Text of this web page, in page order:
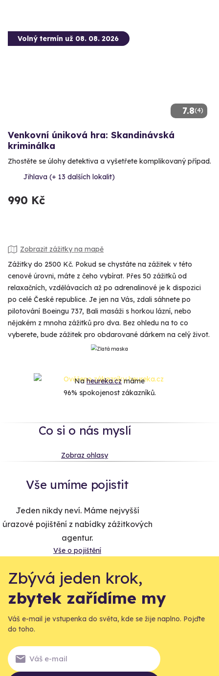
7.8(4)
Volný termín už 08. 08. 2026
Venkovní úniková hra: Skandinávská
kriminálka
Zhostěte se úlohy detektiva a vyšetřete komplikovaný případ.
Jihlava (+ 13 dalších lokalit)
990 Kč
Zobrazit zážitky na mapě
Zážitky do 2500 Kč. Pokud se chystáte na zážitek v této
cenové úrovni, máte z čeho vybírat. Přes 50 zážitků od
relaxačních, vzdělávacích až po adrenalinové je k dispozici
po celé České republice. Je jen na Vás, zdali sáhnete po
pilotování Boeingu 737, Bali masáži s horkou lázní, nebo
nějakém z mnoha zážitků pro dva. Bez ohledu na to co
vyberete, bude zážitek pro obdarované dárkem na celý život.
Naheureka.czmáme
96% spokojenost zákazníků.
Co si o nás myslí
Zobraz ohlasy
Vše umíme pojistit
Jeden nikdy neví. Máme nejvyšší
úrazové pojištění z nabídky zážitkových
agentur.
Vše o pojištění
Zbývá jeden krok,
zbytek zařídíme my
Váš e-mail je vstupenka do světa, kde se žije naplno. Pojďte
do toho.